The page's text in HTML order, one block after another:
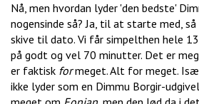
Nå, men hvordan lyder 'den bedste'
nogensinde så? Ja, til at starte med,
skive til dato. Vi får simpelthen hele
på godt og vel 70 minutter. Det er
er faktisk formeget. Alt for meget.
ikke lyder som en Dimmu Borgir-